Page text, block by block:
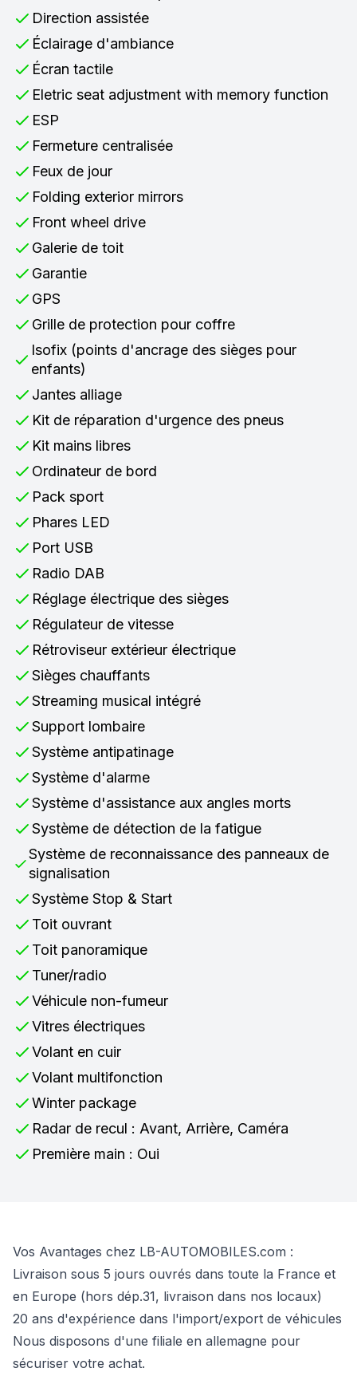
Direction assistée
Éclairage d'ambiance
Écran tactile
Eletric seat adjustment with memory function
ESP
Fermeture centralisée
Feux de jour
Folding exterior mirrors
Front wheel drive
Galerie de toit
Garantie
GPS
Grille de protection pour coffre
Isofix (points d'ancrage des sièges pour
enfants)
Jantes alliage
Kit de réparation d'urgence des pneus
Kit mains libres
Ordinateur de bord
Pack sport
Phares LED
Port USB
Radio DAB
Réglage électrique des sièges
Régulateur de vitesse
Rétroviseur extérieur électrique
Sièges chauffants
Streaming musical intégré
Support lombaire
Système antipatinage
Système d'alarme
Système d'assistance aux angles morts
Système de détection de la fatigue
Système de reconnaissance des panneaux de
signalisation
Système Stop & Start
Toit ouvrant
Toit panoramique
Tuner/radio
Véhicule non-fumeur
Vitres électriques
Volant en cuir
Volant multifonction
Winter package
Radar de recul : Avant, Arrière, Caméra
Première main : Oui
Vos Avantages chez LB-AUTOMOBILES.com :
Livraison sous 5 jours ouvrés dans toute la France et
en Europe (hors dép.31, livraison dans nos locaux)
20 ans d'expérience dans l'import/export de véhicules
Nous disposons d'une filiale en allemagne pour
sécuriser votre achat.